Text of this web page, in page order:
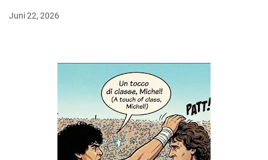
Juni 22, 2026